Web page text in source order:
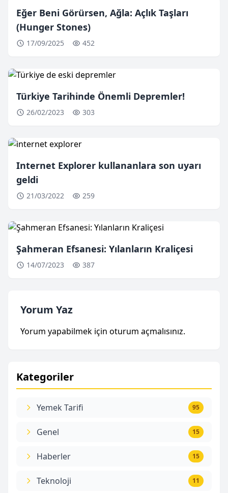
Kategoriler
Yemek Tarifi 95
Genel 15
Haberler 15
Teknoloji 11
Eğer Beni Görürsen, Ağla: Açlık Taşları
(Hunger Stones)
17/09/2025 452
Türkiye Tarihinde Önemli Depremler!
26/02/2023 303
Internet Explorer kullananlara son uyarı
geldi
21/03/2022 259
Şahmeran Efsanesi: Yılanların Kraliçesi
14/07/2023 387
Yorum Yaz
Yorum yapabilmek için oturum açmalısınız.